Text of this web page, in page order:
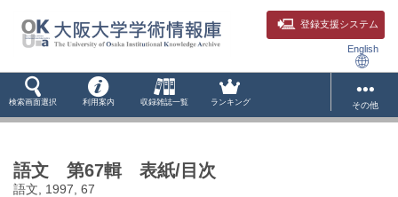
登録支援システム
English
検索画面選択 利用案内 収録雑誌一覧 ランキング その他
語文 第67輯 表紙/目次
語文, 1997, 67